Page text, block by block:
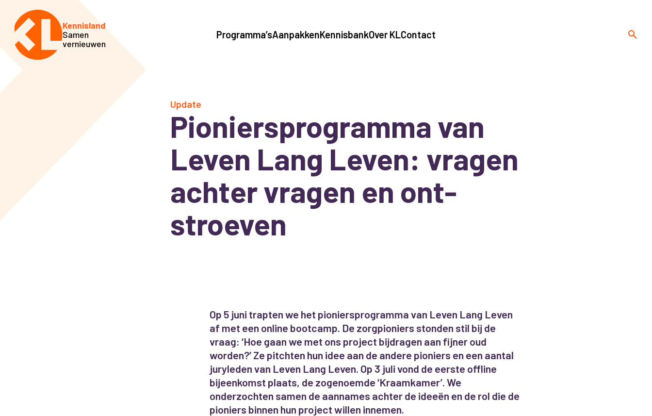
Kennisland
Samen
vernieuwen
Programma’sAanpakkenKennisbankOver KLContact
Update
Pioniersprogramma van
Leven Lang Leven: vragen
achter vragen en ont-
stroeven
Op 5 juni trapten we het pioniersprogramma van Leven Lang Leven
af met een online bootcamp. De zorgpioniers stonden stil bij de
vraag: ‘Hoe gaan we met ons project bijdragen aan fijner oud
worden?’ Ze pitchten hun idee aan de andere pioniers en een aantal
juryleden van Leven Lang Leven. Op 3 juli vond de eerste offline
bijeenkomst plaats, de zogenoemde ‘Kraamkamer’. We
onderzochten samen de aannames achter de ideeën en de rol die de
pioniers binnen hun project willen innemen.